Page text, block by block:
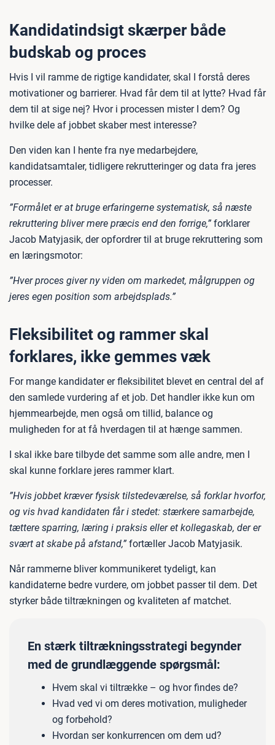
Kandidatindsigt skærper både
budskab og proces
Hvis I vil ramme de rigtige kandidater, skal I forstå deres
motivationer og barrierer. Hvad får dem til at lytte? Hvad får
dem til at sige nej? Hvor i processen mister I dem? Og
hvilke dele af jobbet skaber mest interesse?
Den viden kan I hente fra nye medarbejdere,
kandidatsamtaler, tidligere rekrutteringer og data fra jeres
processer.
”Formålet er at bruge erfaringerne systematisk, så næste
rekruttering bliver mere præcis end den forrige,” forklarer
Jacob Matyjasik, der opfordrer til at bruge rekruttering som
en læringsmotor:
”Hver proces giver ny viden om markedet, målgruppen og
jeres egen position som arbejdsplads.”
Fleksibilitet og rammer skal
forklares, ikke gemmes væk
For mange kandidater er fleksibilitet blevet en central del af
den samlede vurdering af et job. Det handler ikke kun om
hjemmearbejde, men også om tillid, balance og
muligheden for at få hverdagen til at hænge sammen.
I skal ikke bare tilbyde det samme som alle andre, men I
skal kunne forklare jeres rammer klart.
”Hvis jobbet kræver fysisk tilstedeværelse, så forklar hvorfor,
og vis hvad kandidaten får i stedet: stærkere samarbejde,
tættere sparring, læring i praksis eller et kollegaskab, der er
svært at skabe på afstand,” fortæller Jacob Matyjasik.
Når rammerne bliver kommunikeret tydeligt, kan
kandidaterne bedre vurdere, om jobbet passer til dem. Det
styrker både tiltrækningen og kvaliteten af matchet.
En stærk tiltrækningsstrategi begynder
med de grundlæggende spørgsmål:
Hvem skal vi tiltrække – og hvor findes de?
Hvad ved vi om deres motivation, muligheder
og forbehold?
Hvordan ser konkurrencen om dem ud?